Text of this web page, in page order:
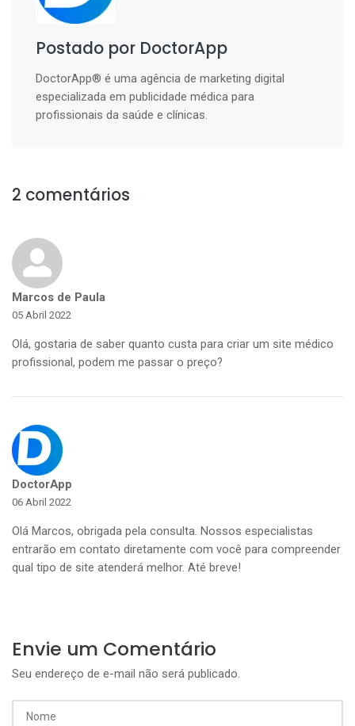
Postado por DoctorApp
DoctorApp® é uma agência de marketing digital
especializada em publicidade médica para
profissionais da saúde e clínicas.
2 comentários
Marcos de Paula
05 Abril 2022
Olá, gostaria de saber quanto custa para criar um site médico
profissional, podem me passar o preço?
DoctorApp
06 Abril 2022
Olá Marcos, obrigada pela consulta. Nossos especialistas
entrarão em contato diretamente com você para compreender
qual tipo de site atenderá melhor. Até breve!
Envie um Comentário
Seu endereço de e-mail não será publicado.